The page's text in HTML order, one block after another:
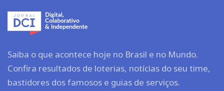
Saiba o que acontece hoje no Brasil e no Mundo.
Confira resultados de loterias, notícias do seu time,
bastidores dos famosos e guias de serviços.